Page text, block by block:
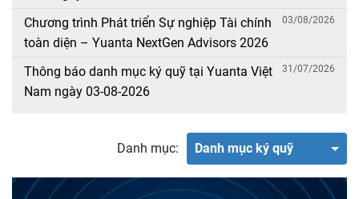
Chương trình Phát triển Sự nghiệp Tài chính
toàn diện – Yuanta NextGen Advisors 2026
03/08/2026
Thông báo danh mục ký quỹ tại Yuanta Việt
Nam ngày 03-08-2026
31/07/2026
Danh mục: Danh mục ký quỹ